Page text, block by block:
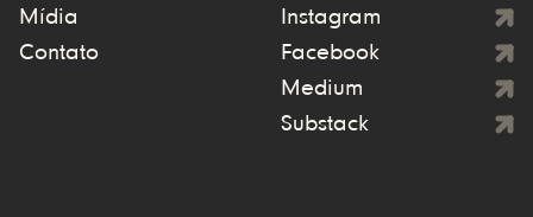
Mídia
Contato
Instagram
Facebook
Medium
Substack